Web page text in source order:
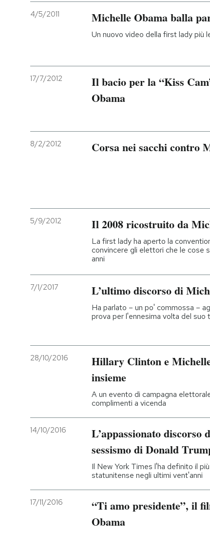
I MIEI PREFERITI
Entra
4/5/2011 Michelle Obama balla
Un nuovo video della first lady più
17/7/2012
Il bacio per la “Kiss
Obama
8/2/2012 Corsa nei sacchi contro
5/9/2012 Il 2008 ricostruito da
La first lady ha aperto la
convincere gli elettori che le cose
anni
7/1/2017 L’ultimo discorso di
Ha parlato – un po' commossa –
prova per l'ennesima volta del suo
28/10/2016
Hillary Clinton e
insieme
A un evento di campagna
complimenti a vicenda
14/10/2016
L’appassionato
sessismo di Donald
Il New York Times l'ha definito il
statunitense negli ultimi vent'anni
17/11/2016
“Ti amo presidente”, il
Obama